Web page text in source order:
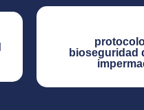
bioseguridad